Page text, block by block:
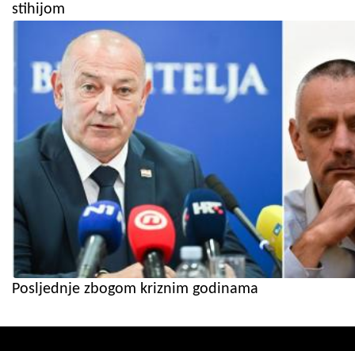
stihijom
Posljednje zbogom kriznim godinama